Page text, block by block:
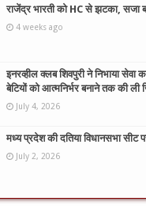
राजेंद्र भारती को HC से झटका, सजा
4 weeks ago
इनरव्हील क्लब शिवपुरी ने निभाया
बेटियों को आत्मनिर्भर बनाने तक की ली
July 4, 2026
मध्य प्रदेश की दतिया विधानसभा सीट
July 2, 2026